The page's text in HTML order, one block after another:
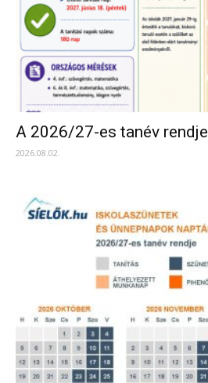
A 2026/27-es tanév rendje
2026.08.02.